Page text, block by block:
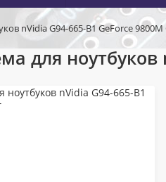
nVidia G94-665-B1 GeForce 9800M
для ноутбуков